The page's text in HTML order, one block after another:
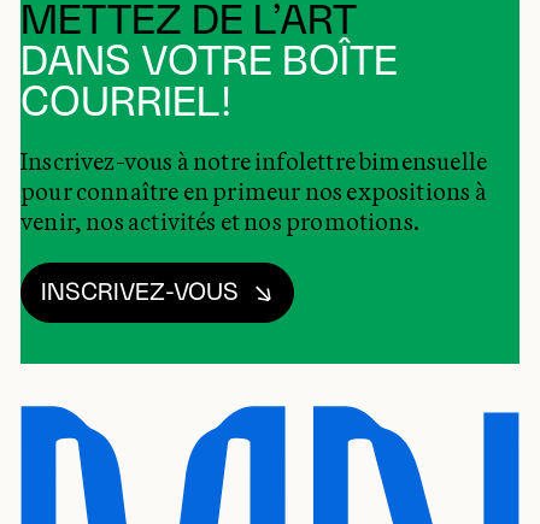
METTEZ DE L’ART
DANS VOTRE BOÎTE
COURRIEL!
Inscrivez-vous à notre infolettre bimensuelle
pour connaître en primeur nos expositions à
venir, nos activités et nos promotions.
INSCRIVEZ-VOUS